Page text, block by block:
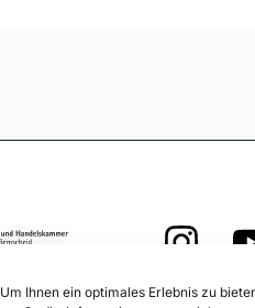
Um Ihnen ein optimales Erlebnis zu